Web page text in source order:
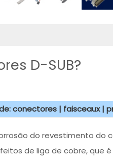
D-SUB?
conectores | faisceaux |
do revestimento do
de liga de cobre, que